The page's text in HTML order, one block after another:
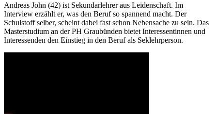
Andreas John (42) ist Sekundarlehrer aus Leidenschaft. Im
Interview erzählt er, was den Beruf so spannend macht. Der
Schulstoff selber, scheint dabei fast schon Nebensache zu sein. Das
Masterstudium an der PH Graubünden bietet Interessentinnen und
Interessenden den Einstieg in den Beruf als Seklehrperson.